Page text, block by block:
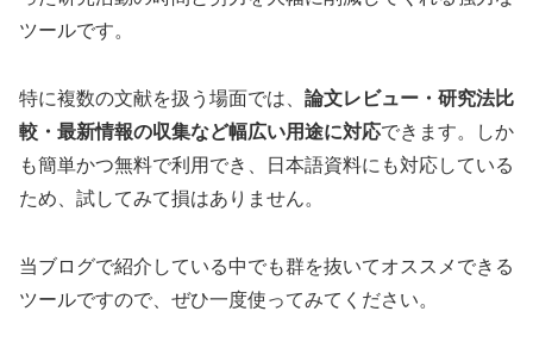
ツールです。
特に複数の文献を扱う場面では、 論文レビュー・研究法比
較・最新情報の収集など幅広い用途に対応できます。しか
も簡単かつ無料で利用でき、日本語資料にも対応している
ため、試してみて損はありません。
当ブログで紹介している中でも群を抜いてオススメできる
ツールですので、ぜひ一度使ってみてください。